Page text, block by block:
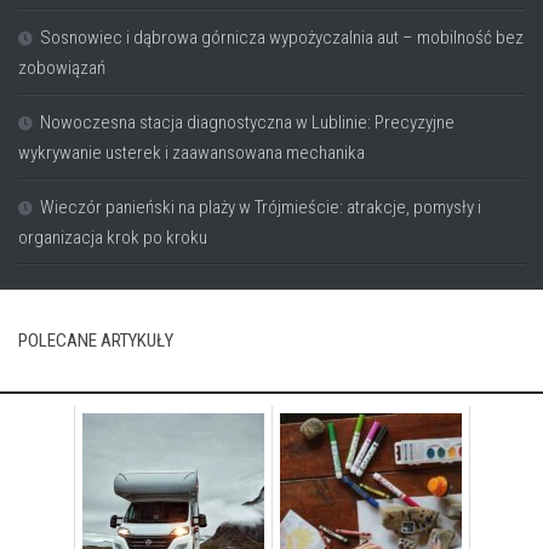
Sosnowiec i dąbrowa górnicza wypożyczalnia aut – mobilność bez
zobowiązań
Nowoczesna stacja diagnostyczna w Lublinie: Precyzyjne
wykrywanie usterek i zaawansowana mechanika
Wieczór panieński na plaży w Trójmieście: atrakcje, pomysły i
organizacja krok po kroku
POLECANE ARTYKUŁY